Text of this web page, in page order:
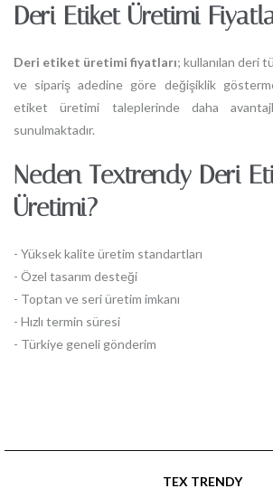
Deri Etiket Üretimi
Deri etiket üretimi fiyatları; kullanılan deri
ve sipariş adedine göre değişiklik
etiket üretimi taleplerinde daha
sunulmaktadır.
Neden Textrendy Deri
Üretimi?
- Yüksek kalite üretim standartları
- Özel tasarım desteği
- Toptan ve seri üretim imkanı
- Hızlı termin süresi
- Türkiye geneli gönderim
TEX TRENDY